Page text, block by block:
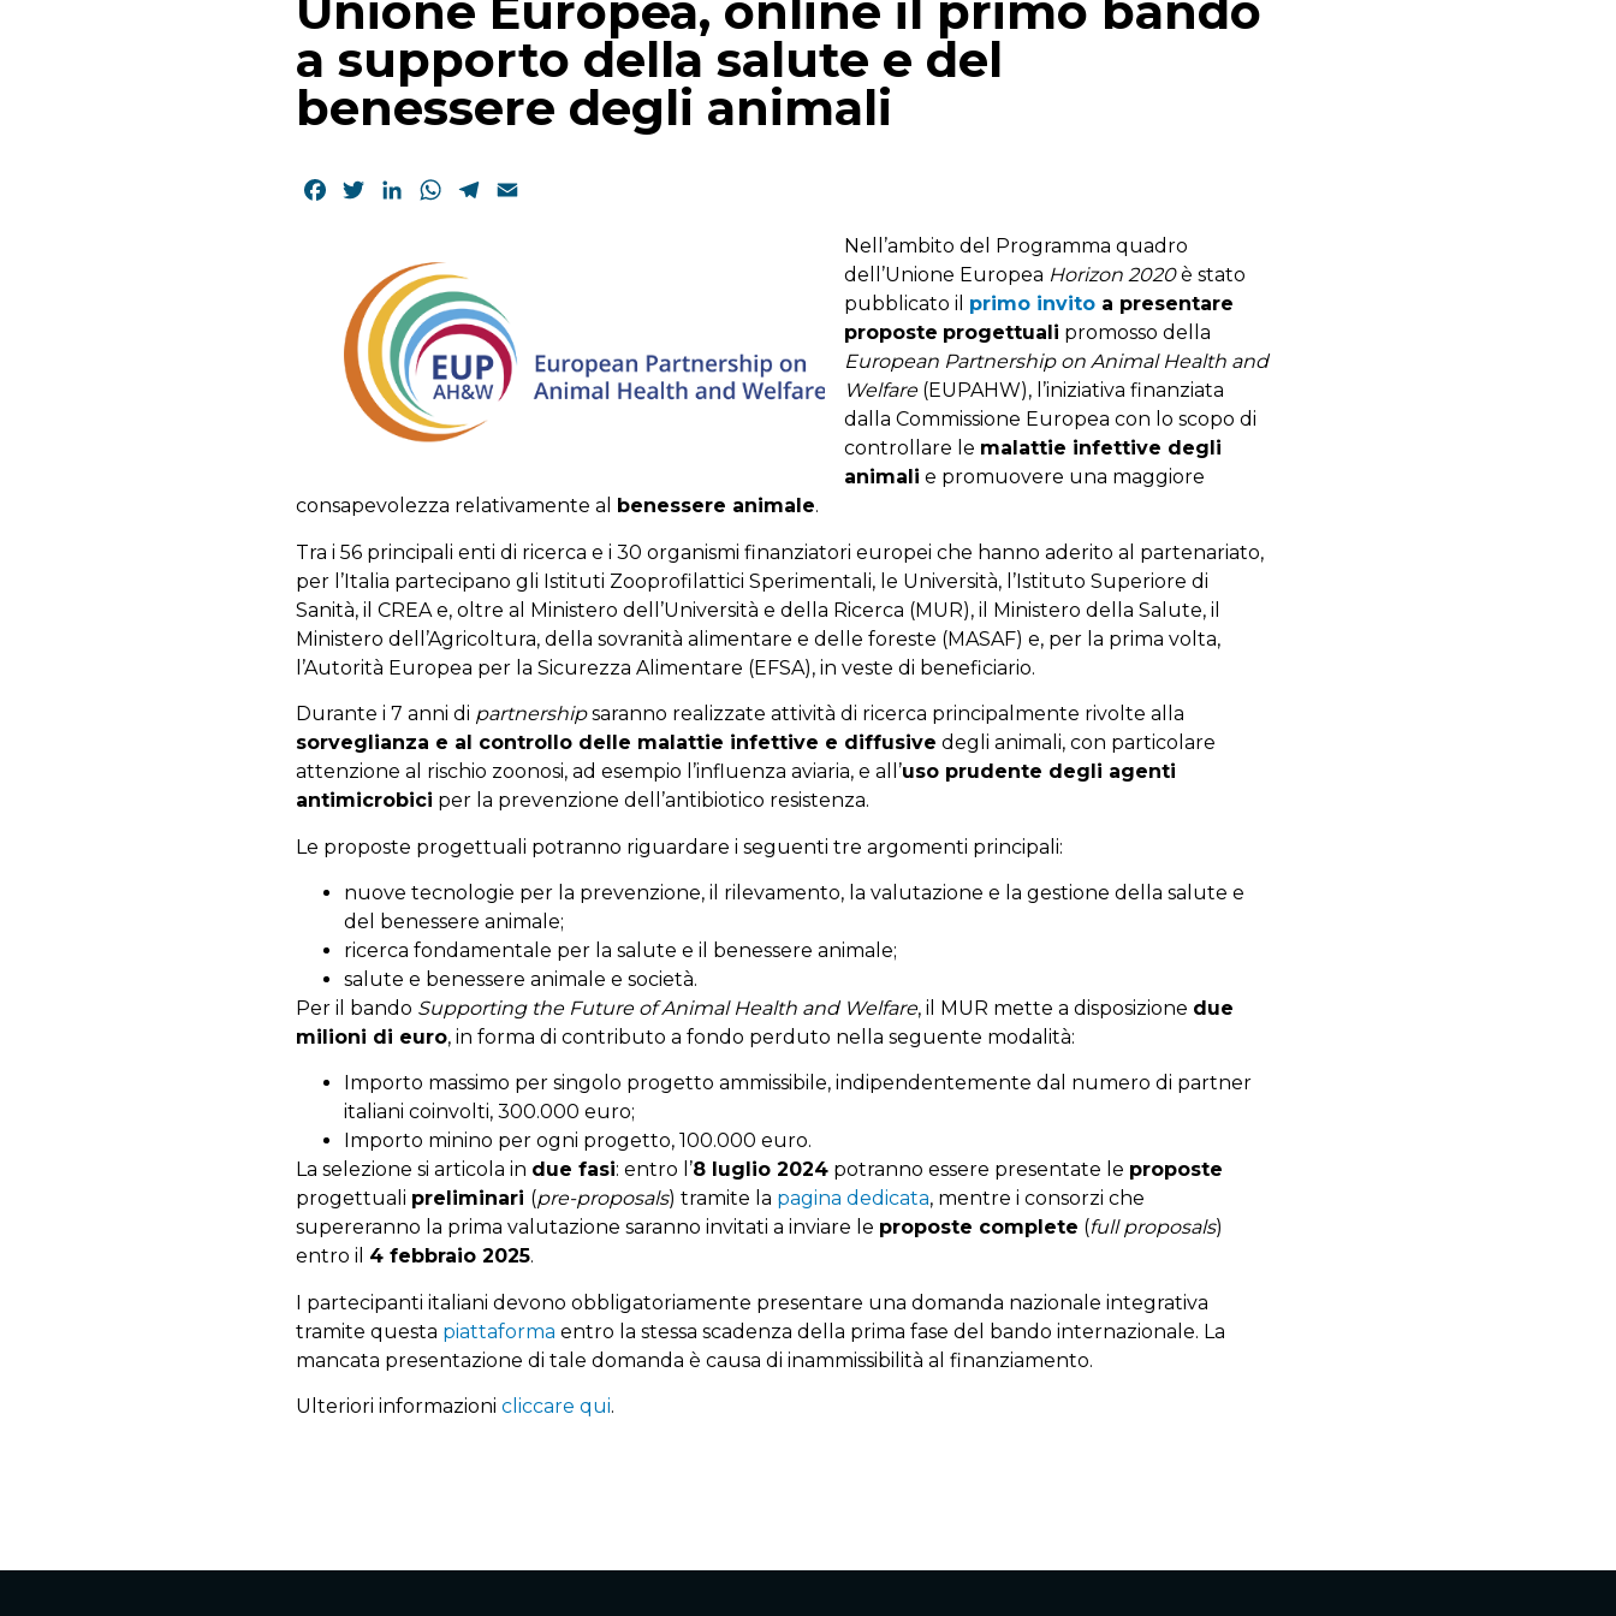
Unione Europea, online il primo bando
a supporto della salute e del
benessere degli animali
Facebook
TwitterLinkedInWhatsApp
Telegram
Nell’ambito del Programma quadro
dell’Unione Europea Horizon 2020è stato
pubblicato il primo invito a presentare
proposte progettuali promosso della
European Partnership on Animal Health and
Welfare(EUPAHW), l’iniziativa finanziata
dalla Commissione Europea con lo scopo di
controllare le malattie infettive degli
animali e promuovere una maggiore
consapevolezza relativamente al
benessere animale.
Tra i 56 principali enti di ricerca e i 30 organismi finanziatori europei che hanno aderito al partenariato,
per l’Italia partecipano gli Istituti Zooprofilattici Sperimentali, le Università, l’Istituto Superiore di
Sanità, il CREA e, oltre al Ministero dell’Università e della Ricerca (MUR), il Ministero della Salute, il
Ministero dell’Agricoltura, della sovranità alimentare e delle foreste (MASAF) e, per la prima volta,
l’Autorità Europea per la Sicurezza Alimentare (EFSA), in veste di beneficiario.
Durante i 7 anni di partnershipsaranno realizzate attività di ricerca principalmente rivolte alla
sorveglianza e al controllo delle malattie infettive e diffusive degli animali, con particolare
attenzione al rischio zoonosi, ad esempio l’influenza aviaria, e all’uso prudente degli agenti
antimicrobici per la prevenzione dell’antibiotico resistenza.
Le proposte progettuali potranno riguardare i seguenti tre argomenti principali:
nuove tecnologie per la prevenzione, il rilevamento, la valutazione e la gestione della salute e
del benessere animale;
ricerca fondamentale per la salute e il benessere animale;
salute e benessere animale e società.
Per il bando Supporting the Future of Animal Health and Welfare, il MUR mette a disposizione due
milioni di euro, in forma di contributo a fondo perduto nella seguente modalità:
Importo massimo per singolo progetto ammissibile, indipendentemente dal numero di partner
italiani coinvolti, 300.000 euro;
Importo minino per ogni progetto, 100.000 euro.
La selezione si articola in due fasi: entro l’8 luglio 2024 potranno essere presentate le proposte
progettuali preliminari (pre-proposals) tramite la pagina dedicata, mentre i consorzi che
supereranno la prima valutazione saranno invitati a inviare le proposte complete (full proposals)
entro il 4 febbraio 2025.
I partecipanti italiani devono obbligatoriamente presentare una domanda nazionale integrativa
tramite questa piattaforma entro la stessa scadenza della prima fase del bando internazionale. La
mancata presentazione di tale domanda è causa di inammissibilità al finanziamento.
Ulteriori informazionicliccare qui.